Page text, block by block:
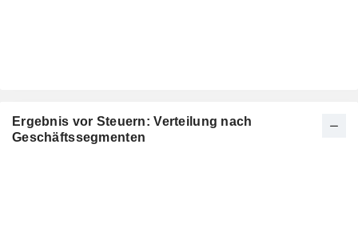
Ergebnis vor Steuern: Verteilung nach
Geschäftssegmenten